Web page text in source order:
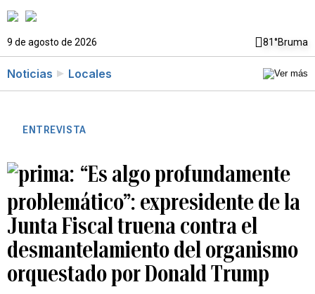
9 de agosto de 2026 81°Bruma
Noticias Locales
ENTREVISTA
“Es algo profundamente
problemático”: expresidente de la
Junta Fiscal truena contra el
desmantelamiento del organismo
orquestado por Donald Trump